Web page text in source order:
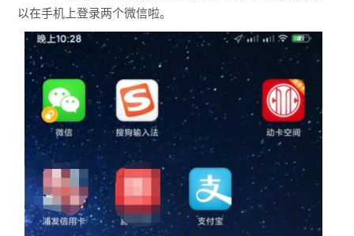
以在手机上登录两个微信啦。